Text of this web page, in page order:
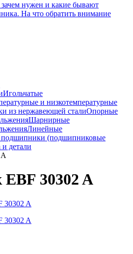
нужен и какие бывают
На что обратить внимание
Игольчатые
и низкотемпературные
из нержавеющей сталиОпорные
Шарнирные
Линейные
(подшипниковые
детали
30302 A